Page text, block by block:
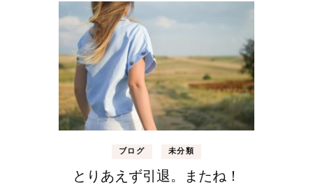
ブログ 未分類
とりあえず引退。またね！